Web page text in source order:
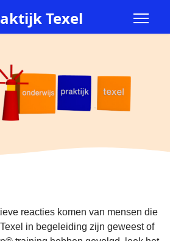
Texel
reacties komen van mensen die
in begeleiding zijn geweest of